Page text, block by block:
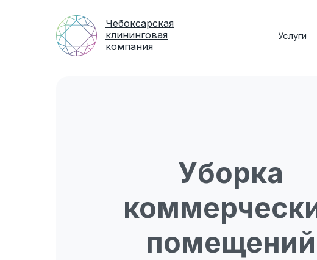
Услуги
Чебоксарская
клининговая
компания
Уборка
помещений